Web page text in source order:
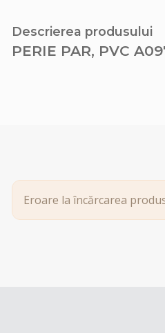
Descrierea produsului
PERIE PAR, PVC
Eroare la încărcarea